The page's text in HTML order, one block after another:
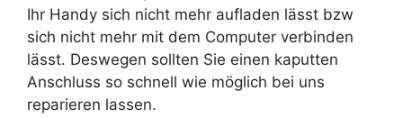
Ihr Handy sich nicht mehr aufladen lässt bzw
sich nicht mehr mit dem Computer verbinden
lässt. Deswegen sollten Sie einen kaputten
Anschluss so schnell wie möglich bei uns
reparieren lassen.